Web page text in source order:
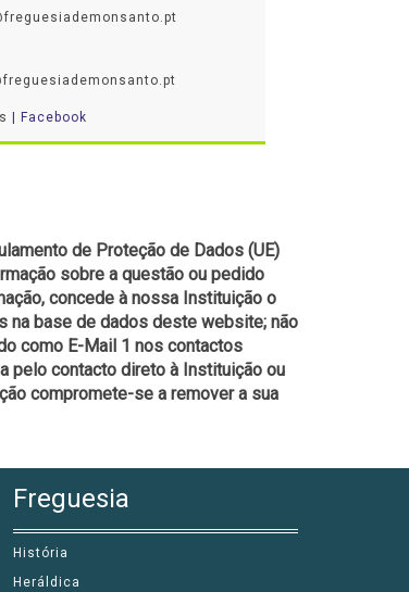
| Facebook
de Proteção de Dados (UE)
sobre a questão ou pedido
concede à nossa Instituição o
na base de dados deste website; não
como E-Mail 1 nos contactos
pelo contacto direto à Instituição ou
compromete-se a remover a sua
Freguesia
História
Heráldica